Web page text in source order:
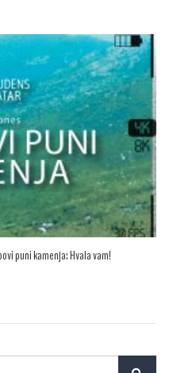
puni kamenja: Hvala vam!